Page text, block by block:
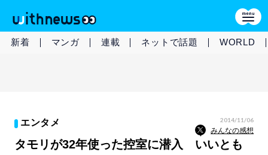
新着 マンガ 連載 ネットで話題 WORLD
エンタメ 2014/11/06
みんなの感想
タモリが32年使った控室に潜入 いいとも